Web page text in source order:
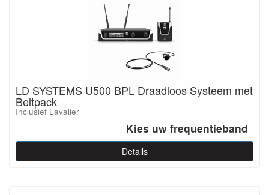
LD SYSTEMS U500 BPL Draadloos Systeem met
Beltpack
Inclusief Lavalier
Kies uw frequentieband
Details